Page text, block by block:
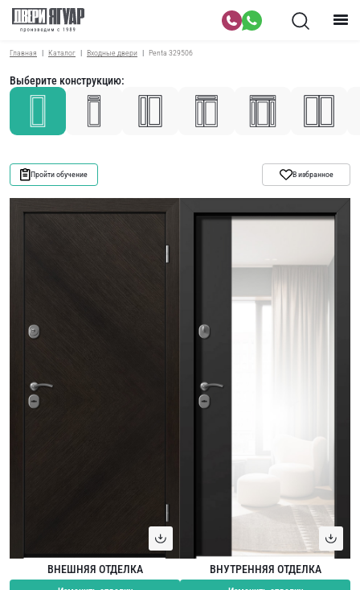
Главная Каталог Входные двери Penta 329506
Выберите конструкцию:
Пройти обучение В избранное
ВНЕШНЯЯ ОТДЕЛКА ВНУТРЕННЯЯ ОТДЕЛКА